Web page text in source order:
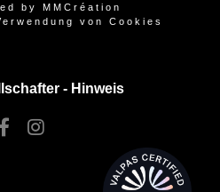
by MMCréation
von Cookies
- Hinweis